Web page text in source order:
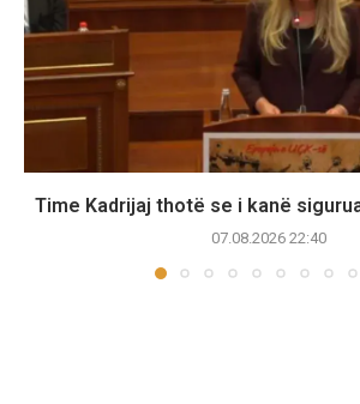
Time Kadrijaj thotë se i kanë
07.08.2026 22:40